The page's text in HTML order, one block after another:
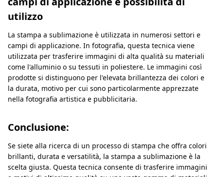
utilizzo
La stampa a sublimazione è utilizzata in numerosi settori e
campi di applicazione. In fotografia, questa tecnica viene
utilizzata per trasferire immagini di alta qualità su materiali
come l'alluminio o su tessuti in poliestere. Le immagini così
prodotte si distinguono per l'elevata brillantezza dei colori e
la durata, motivo per cui sono particolarmente apprezzate
nella fotografia artistica e pubblicitaria.
Conclusione:
Se siete alla ricerca di un processo di stampa che offra colori
brillanti, durata e versatilità, la stampa a sublimazione è la
scelta giusta. Questa tecnica consente di trasferire immagini